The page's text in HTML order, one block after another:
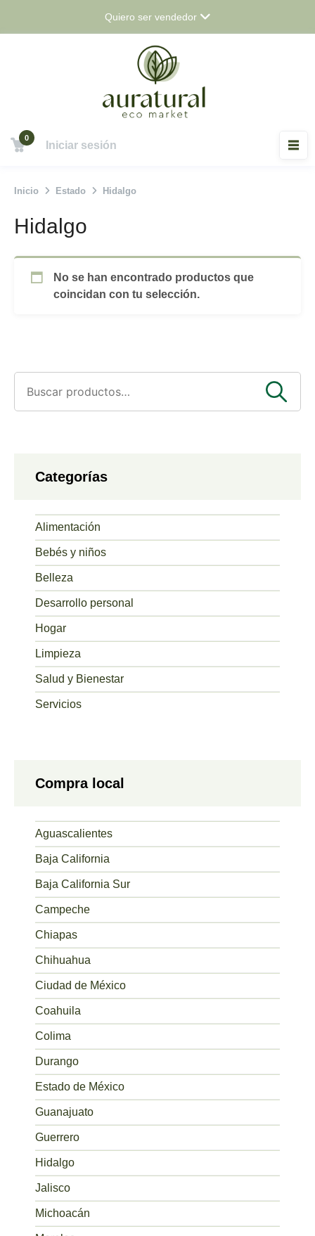
Quiero ser vendedor
0
Iniciar sesión
Inicio Estado Hidalgo
Hidalgo
No se han encontrado productos que
coincidan con tu selección.
por:
Categorías
Alimentación
Bebés y niños
Belleza
Desarrollo personal
Hogar
Limpieza
Salud y Bienestar
Servicios
Compra local
Aguascalientes
Baja California
Baja California Sur
Campeche
Chiapas
Chihuahua
Ciudad de México
Coahuila
Colima
Durango
Estado de México
Guanajuato
Guerrero
Hidalgo
Jalisco
Michoacán